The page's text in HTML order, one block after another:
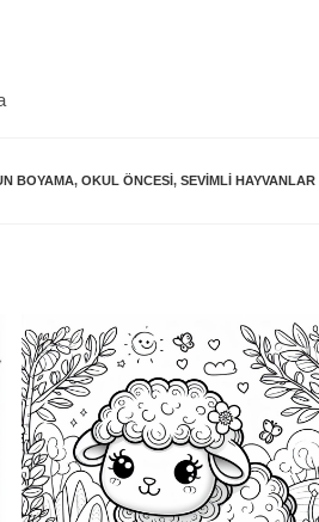
BOYAMA, OKUL ÖNCESI, SEVIMLI HAYVANLAR